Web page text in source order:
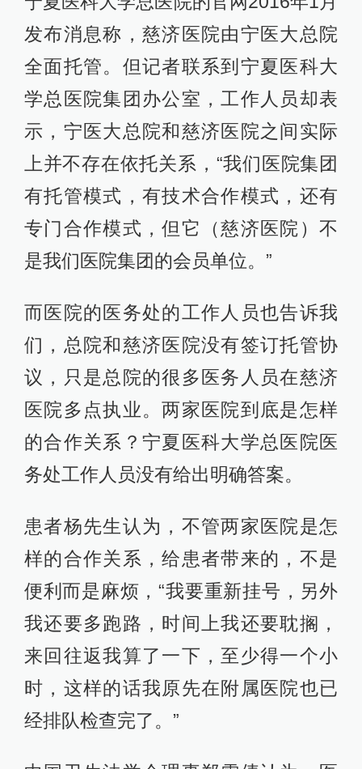
发布消息称，慈济医院由宁医大总院
全面托管。但记者联系到宁夏医科大
学总医院集团办公室，工作人员却表
示，宁医大总院和慈济医院之间实际
上并不存在依托关系，“我们医院集团
有托管模式，有技术合作模式，还有
专门合作模式，但它（慈济医院）不
是我们医院集团的会员单位。”
而医院的医务处的工作人员也告诉我
们，总院和慈济医院没有签订托管协
议，只是总院的很多医务人员在慈济
医院多点执业。两家医院到底是怎样
的合作关系？宁夏医科大学总医院医
务处工作人员没有给出明确答案。
患者杨先生认为，不管两家医院是怎
样的合作关系，给患者带来的，不是
便利而是麻烦，“我要重新挂号，另外
我还要多跑路，时间上我还要耽搁，
来回往返我算了一下，至少得一个小
时，这样的话我原先在附属医院也已
经排队检查完了。”